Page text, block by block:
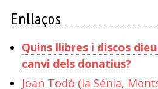
Enllaços
Quins llibres i discos
canvi dels donatius?
Joan Todó (la Sénia,